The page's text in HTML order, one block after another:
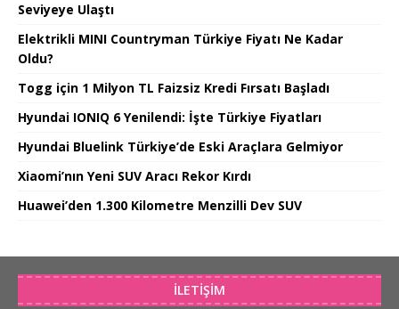
Seviyeye Ulaştı
Elektrikli MINI Countryman Türkiye Fiyatı Ne Kadar
Oldu?
Togg için 1 Milyon TL Faizsiz Kredi Fırsatı Başladı
Hyundai IONIQ 6 Yenilendi: İşte Türkiye Fiyatları
Hyundai Bluelink Türkiye’de Eski Araçlara Gelmiyor
Xiaomi’nın Yeni SUV Aracı Rekor Kırdı
Huawei’den 1.300 Kilometre Menzilli Dev SUV
İLETIŞIM